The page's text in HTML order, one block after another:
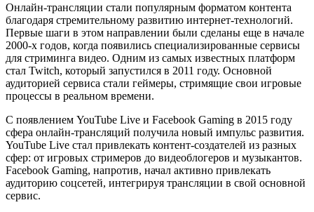
Онлайн-трансляции стали популярным форматом контента
благодаря стремительному развитию интернет-технологий.
Первые шаги в этом направлении были сделаны еще в начале
2000-х годов, когда появились специализированные сервисы
для стриминга видео. Одним из самых известных платформ
стал Twitch, который запустился в 2011 году. Основной
аудиторией сервиса стали геймеры, стримящие свои игровые
процессы в реальном времени.
С появлением YouTube Live и Facebook Gaming в 2015 году
сфера онлайн-трансляций получила новый импульс развития.
YouTube Live стал привлекать контент-создателей из разных
сфер: от игровых стримеров до видеоблогеров и музыкантов.
Facebook Gaming, напротив, начал активно привлекать
аудиторию соцсетей, интегрируя трансляции в свой основной
сервис.